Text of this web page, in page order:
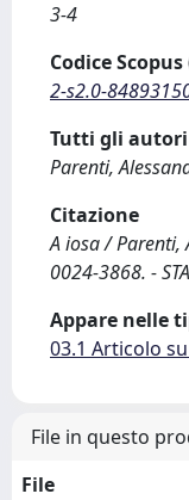
3-4
Codice
2-s2.0-
Tutti gli autori
Parenti,
Citazione
A iosa / Parenti,
0024-3868. -
Appare nelle
03.1 Articolo
File in questo
File